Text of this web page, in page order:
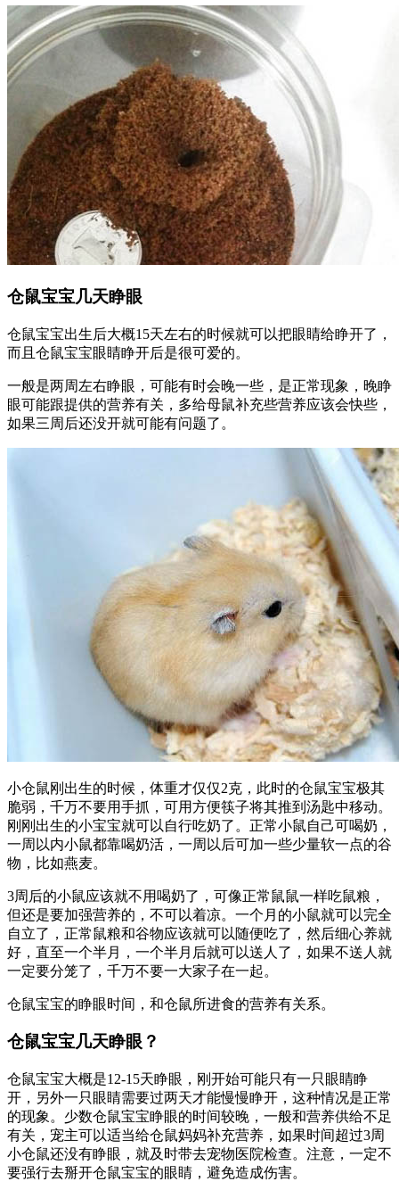
仓鼠宝宝几天睁眼
仓鼠宝宝出生后大概15天左右的时候就可以把眼睛给睁开了，
而且仓鼠宝宝眼睛睁开后是很可爱的。
一般是两周左右睁眼，可能有时会晚一些，是正常现象，晚睁
眼可能跟提供的营养有关，多给母鼠补充些营养应该会快些，
如果三周后还没开就可能有问题了。
小仓鼠刚出生的时候，体重才仅仅2克，此时的仓鼠宝宝极其
脆弱，千万不要用手抓，可用方便筷子将其推到汤匙中移动。
刚刚出生的小宝宝就可以自行吃奶了。正常小鼠自己可喝奶，
一周以内小鼠都靠喝奶活，一周以后可加一些少量软一点的谷
物，比如燕麦。
3周后的小鼠应该就不用喝奶了，可像正常鼠鼠一样吃鼠粮，
但还是要加强营养的，不可以着凉。一个月的小鼠就可以完全
自立了，正常鼠粮和谷物应该就可以随便吃了，然后细心养就
好，直至一个半月，一个半月后就可以送人了，如果不送人就
一定要分笼了，千万不要一大家子在一起。
仓鼠宝宝的睁眼时间，和仓鼠所进食的营养有关系。
仓鼠宝宝几天睁眼？
仓鼠宝宝大概是12-15天睁眼，刚开始可能只有一只眼睛睁
开，另外一只眼睛需要过两天才能慢慢睁开，这种情况是正常
的现象。少数仓鼠宝宝睁眼的时间较晚，一般和营养供给不足
有关，宠主可以适当给仓鼠妈妈补充营养，如果时间超过3周
小仓鼠还没有睁眼，就及时带去宠物医院检查。注意，一定不
要强行去掰开仓鼠宝宝的眼睛，避免造成伤害。